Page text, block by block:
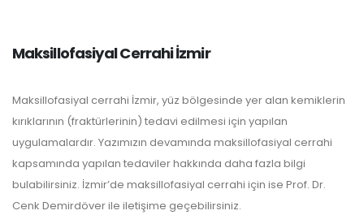
Maksillofasiyal Cerrahi İzmir
Maksillofasiyal cerrahi İzmir, yüz bölgesinde yer alan kemiklerin
kırıklarının (fraktürlerinin) tedavi edilmesi için yapılan
uygulamalardır. Yazımızın devamında maksillofasiyal cerrahi
kapsamında yapılan tedaviler hakkında daha fazla bilgi
bulabilirsiniz. İzmir’de maksillofasiyal cerrahi için ise Prof. Dr.
Cenk Demirdöver ile iletişime geçebilirsiniz.